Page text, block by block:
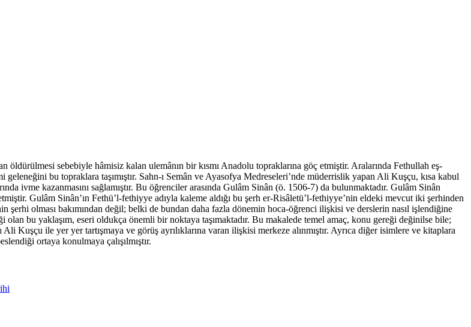
sebebiyle hâmisiz kalan ulemânın bir kısmı Anadolu topraklarına göç etmiştir. Aralarında Fethullah eş-
bu topraklara taşımıştır. Sahn-ı Semân ve Ayasofya Medreseleri’nde müderrislik yapan Ali Kuşçu, kısa kabul
ivme kazanmasını sağlamıştır. Bu öğrenciler arasında Gulâm Sinân (ö. 1506-7) da bulunmaktadır. Gulâm Sinân
Gulâm Sinân’ın Fethü’l-fethiyye adıyla kaleme aldığı bu şerh er-Risâletü’l-fethiyye’nin eldeki mevcut iki şerhinden
şerhi olması bakımından değil; belki de bundan daha fazla dönemin hoca-öğrenci ilişkisi ve derslerin nasıl işlendiğine
olan bu yaklaşım, eseri oldukça önemli bir noktaya taşımaktadır. Bu makalede temel amaç, konu gereği değinilse bile;
Kuşçu ile yer yer tartışmaya ve görüş ayrılıklarına varan ilişkisi merkeze alınmıştır. Ayrıca diğer isimlere ve kitaplara
ortaya konulmaya çalışılmıştır.